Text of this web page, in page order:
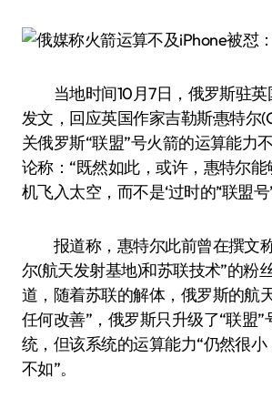
当地时间10月7日，俄罗斯驻英
发文，回应英国作家吉勒斯·惠特尔
关俄罗斯“联盟”号火箭的运算能力
论称：“既然如此，或许，惠特尔
机飞入太空，而不是‘过时的’‘联盟号
报道称，惠特尔此前曾在撰文
尔(航天发射基地)和苏联技术”的粉
道，随着苏联的解体，俄罗斯的航
任何改善”，俄罗斯只升级了“联盟
统，但该系统的运算能力“仍然很
不如”。